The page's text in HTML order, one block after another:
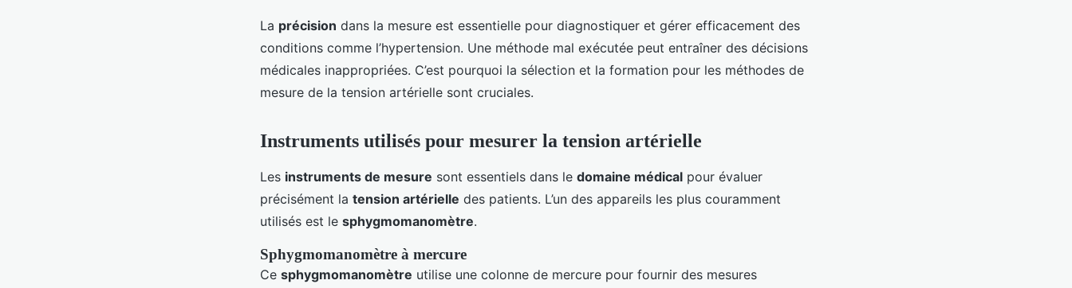
La précision dans la mesure est essentielle pour diagnostiquer et gérer efficacement des
conditions comme l’hypertension. Une méthode mal exécutée peut entraîner des décisions
médicales inappropriées. C’est pourquoi la sélection et la formation pour les méthodes de
mesure de la tension artérielle sont cruciales.
Instruments utilisés pour mesurer la tension artérielle
Les instruments de mesure sont essentiels dans le domaine médical pour évaluer
précisément la tension artérielle des patients. L’un des appareils les plus couramment
utilisés est le sphygmomanomètre.
Sphygmomanomètre à mercure
Ce sphygmomanomètre utilise une colonne de mercure pour fournir des mesures